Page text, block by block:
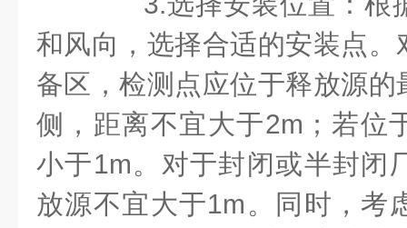
和风向，选择合适的安装点
备区，检测点应位于释放源
侧，距离不宜大于2m；若位
小于1m。对于封闭或半封闭
放源不宜大于1m。同时，考